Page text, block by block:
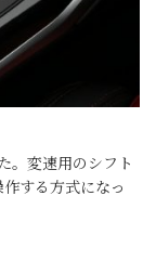
。変速用のシフト
する方式になっ